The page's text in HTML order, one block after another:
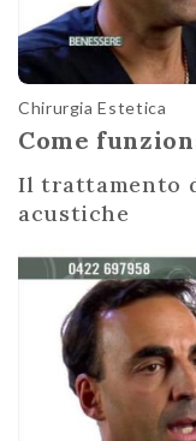
Chirurgia Estetica
Come
Il trattamento
acustiche